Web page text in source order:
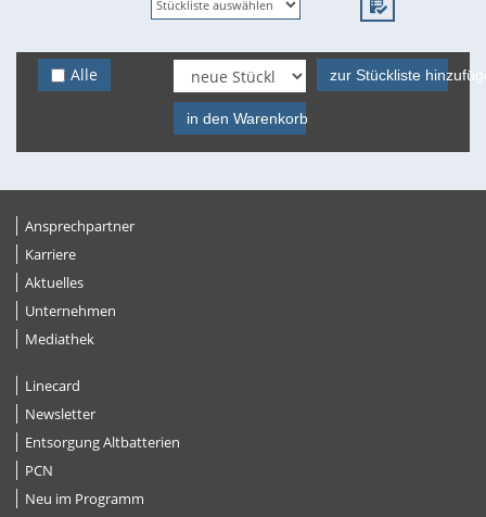
Alle zur Stückliste
in den Warenkorb
Ansprechpartner
Karriere
Aktuelles
Unternehmen
Mediathek
Linecard
Newsletter
Entsorgung Altbatterien
PCN
Neu im Programm